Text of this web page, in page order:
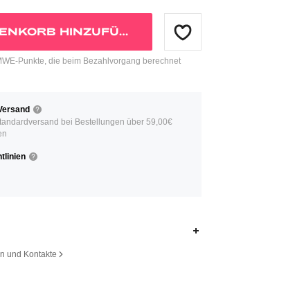
HINZUFÜGEN
Punkte, die beim Bezahlvorgang berechnet
bei Bestellungen über 59,00€
und Kontakte